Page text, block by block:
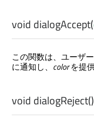
void dialogAccept(
この関数は、ユーザ
に通知し、 colorを提
void dialogReject()